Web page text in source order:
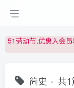
51劳动节,优惠入会
51劳动节,优惠入会
简史 共1